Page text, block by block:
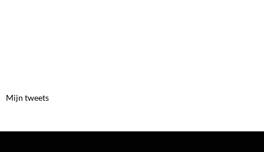
Mijn tweets